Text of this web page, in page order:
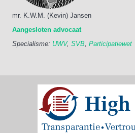
mr. K.W.M. (Kevin) Jansen
Aangesloten advocaat
Specialisme: UWV, SVB Participatiewet